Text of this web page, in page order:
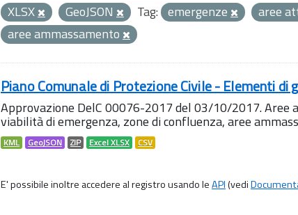
XLSX
GeoJSON Tag: emergenze aree
aree ammassamento
Piano Comunale di Protezione Civile - Elementi di
Approvazione DelC 00076-2017 del 03/10/2017. Aree
viabilità di emergenza, zone di confluenza, aree
KML GeoJSON ZIP Excel XLSX CSV
E' possibile inoltre accedere al registro usando leAPI(vedi